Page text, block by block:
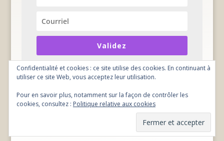
Validez
Confidentialité et cookies : ce site utilise des cookies. En continuant à
utiliser ce site Web, vous acceptez leur utilisation.
Pour en savoir plus, notamment sur la façon de contrôler les
cookies, consultez : Politique relative aux cookies